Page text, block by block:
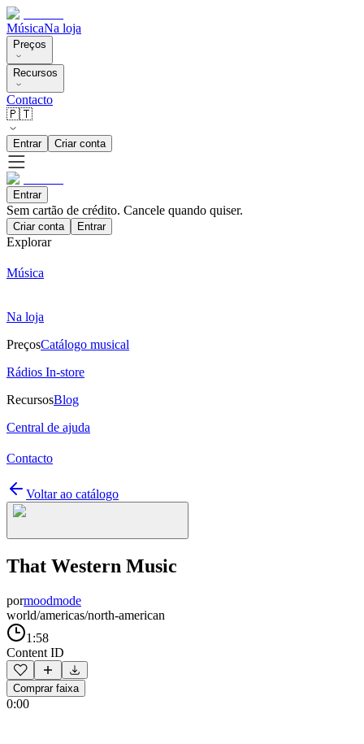
MúsicaNa loja
Preços
Recursos
Contacto
🇵🇹
Entrar Criar conta
Entrar
Sem cartão de crédito. Cancele quando quiser.
Criar conta Entrar
Explorar
Música
Na loja
PreçosCatálogo musical
Rádios In-store
RecursosBlog
Central de ajuda
Contacto
Voltar ao catálogo
That Western Music
pormoodmode
world/americas/north-american
1:58
Content ID
Comprar faixa
0:00